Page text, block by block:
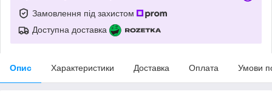
Замовлення під захистом
Доступна доставка
Опис Характеристики Доставка Оплата Умови